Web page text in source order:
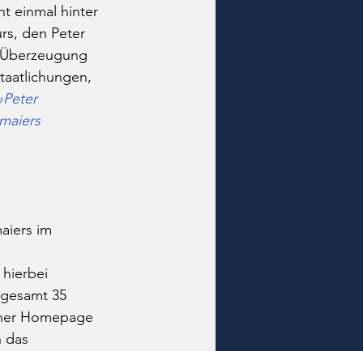
einmal hinter
den Peter
im
hierbei
35
Homepage
das